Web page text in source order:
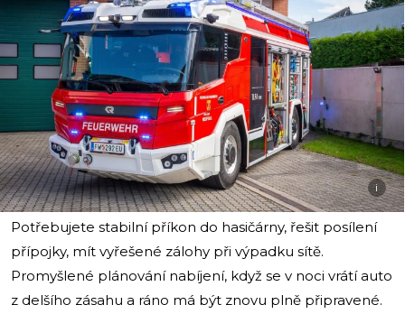
i
Potřebujete stabilní příkon do hasičárny, řešit posílení
přípojky, mít vyřešené zálohy při výpadku sítě.
Promyšlené plánování nabíjení, když se v noci vrátí auto
z delšího zásahu a ráno má být znovu plně připravené.